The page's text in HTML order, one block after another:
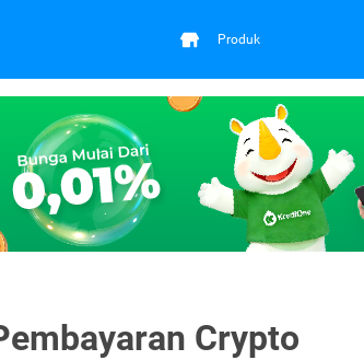
Produk
Crypto